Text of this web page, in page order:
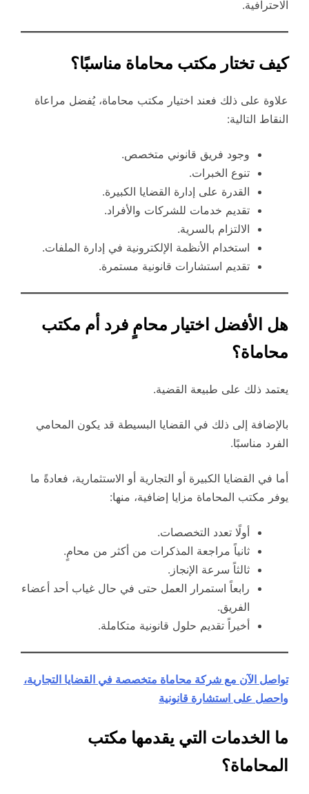
الاحترافية.
كيف تختار مكتب محاماة مناسبًا؟
علاوة على ذلك فعند اختيار مكتب محاماة، يُفضل مراعاة
النقاط التالية:
وجود فريق قانوني متخصص.
تنوع الخبرات.
القدرة على إدارة القضايا الكبيرة.
تقديم خدمات للشركات والأفراد.
الالتزام بالسرية.
استخدام الأنظمة الإلكترونية في إدارة الملفات.
تقديم استشارات قانونية مستمرة.
هل الأفضل اختيار محامٍ فرد أم مكتب
محاماة؟
يعتمد ذلك على طبيعة القضية.
بالإضافة إلى ذلك في القضايا البسيطة قد يكون المحامي
الفرد مناسبًا.
أما في القضايا الكبيرة أو التجارية أو الاستثمارية، فعادةً ما
يوفر مكتب المحاماة مزايا إضافية، منها:
أولًا تعدد التخصصات.
ثانياً مراجعة المذكرات من أكثر من محامٍ.
ثالثاً سرعة الإنجاز.
رابعاً استمرار العمل حتى في حال غياب أحد أعضاء
الفريق.
أخيراً تقديم حلول قانونية متكاملة.
تواصل الآن مع شركة محاماة متخصصة في القضايا التجارية،
واحصل على استشارة قانونية
ما الخدمات التي يقدمها مكتب
المحاماة؟